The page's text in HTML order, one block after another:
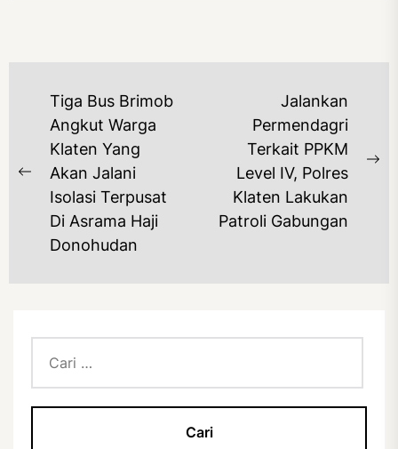
NAVIGASI
POS
Previous
post:
Tiga Bus Brimob
Angkut Warga
Klaten Yang
Akan Jalani
Isolasi Terpusat
Di Asrama Haji
Donohudan
Jalankan
Permendagri
Terkait PPKM
Level IV, Polres
Klaten Lakukan
Patroli Gabungan
untuk: